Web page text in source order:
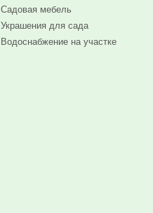
Садовая мебель
Украшения для сада
Водоснабжение на участке